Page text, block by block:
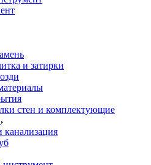
и затирки
стен и комплектующие
канализация